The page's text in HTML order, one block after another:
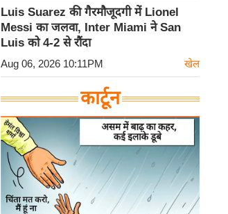
Luis Suarez की गैरमौजूदगी में Lionel
Messi का जलवा, Inter Miami ने San
Luis को 4-2 से रौंदा
Aug 06, 2026 10:11PM खेल
कार्टून